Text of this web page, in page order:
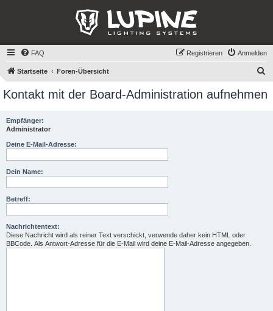
FAQ Anmelden
Registrieren
Startseite Foren-Übersicht
c
Kontakt mit der Board-Administration aufnehmen
Empfänger:
Administrator
Deine E-Mail-Adresse:
Dein Name:
Betreff:
Nachrichtentext:
Diese Nachricht wird als reiner Text verschickt, verwende daher kein HTML oder
BBCode. Als Antwort-Adresse für die E-Mail wird deine E-Mail-Adresse angegeben.